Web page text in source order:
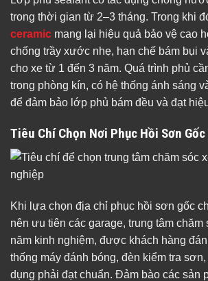
trong thời gian từ 2–3 tháng. Trong khi
ceramic mang lại hiệu quả bảo vệ cao
chống trầy xước nhẹ, hạn chế bám bụi
cho xe từ 1 đến 3 năm. Quá trình phủ
trong phòng kín, có hệ thống ánh sáng
để đảm bảo lớp phủ bám đều và đạt
Tiêu Chí Chọn Nơi Phục Hồi Sơn
Khi lựa chọn địa chỉ phục hồi sơn gốc
nên ưu tiên các garage, trung tâm chăm
năm kinh nghiệm, được khách hàng
thống máy đánh bóng, đèn kiểm tra
dụng phải đạt chuẩn. Đảm bào các sản